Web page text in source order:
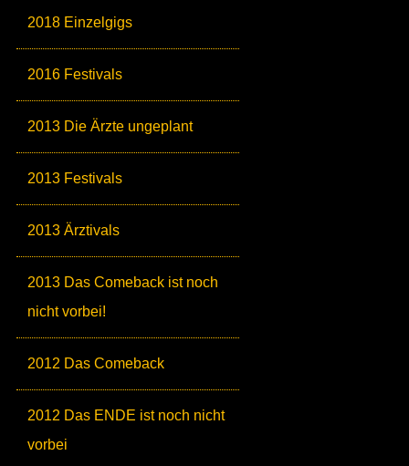
2018 Einzelgigs
2016 Festivals
2013 Die Ärzte ungeplant
2013 Festivals
2013 Ärztivals
2013 Das Comeback ist noch
nicht vorbei!
2012 Das Comeback
2012 Das ENDE ist noch nicht
vorbei